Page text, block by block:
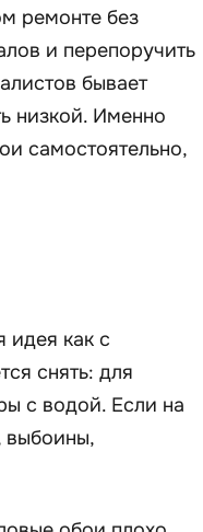
ремонте без
и перепоручить
бывает
низкой. Именно
самостоятельно,
идея как с
снять: для
с водой. Если на
выбоины,